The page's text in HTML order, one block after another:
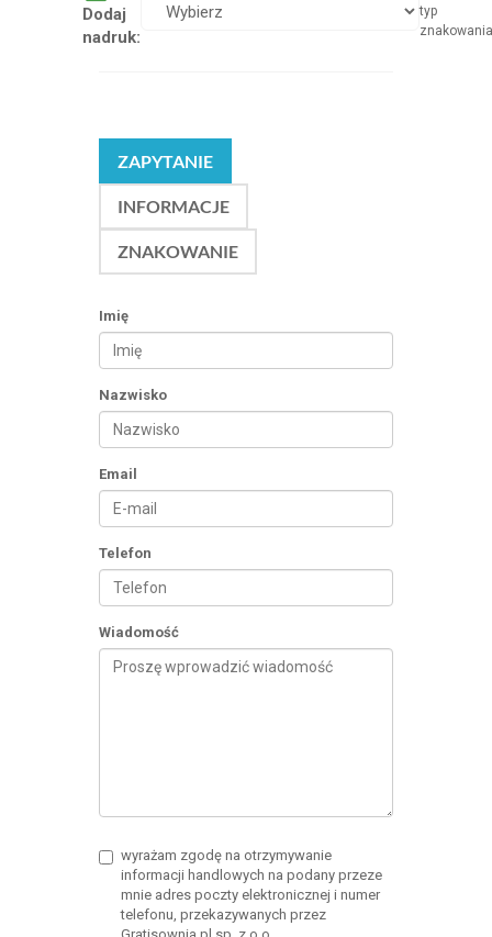
Dodaj
nadruk:
typ
znakowania
ZAPYTANIE
INFORMACJE
ZNAKOWANIE
Imię
Nazwisko
Email
Telefon
Wiadomość
wyrażam zgodę na otrzymywanie
informacji handlowych na podany przeze
mnie adres poczty elektronicznej i numer
telefonu, przekazywanych przez